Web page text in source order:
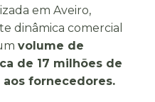
em Aveiro,
dinâmica comercial
volume de
de 17 milhões de
fornecedores.